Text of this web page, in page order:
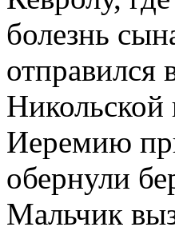
болезнь
Никольской
Иеремию
обернули
Мальчик